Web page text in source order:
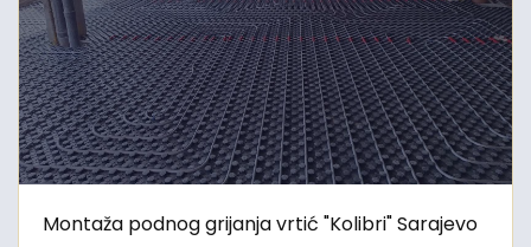
Montaža podnog grijanja vrtić "Kolibri" Sarajevo